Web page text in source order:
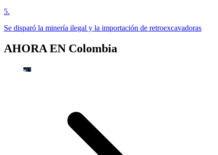
5.
Se disparó la minería ilegal y la importación de retroexcavadoras
AHORA EN Colombia